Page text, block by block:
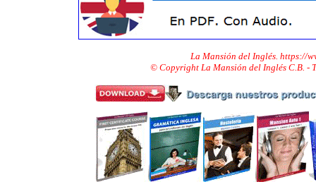
La Mansión del Inglés. https://
© Copyright La Mansión del Inglés C.B. -